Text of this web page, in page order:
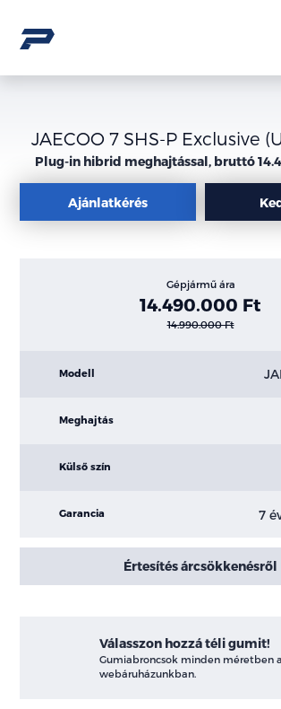
JAECOO 7 SHS-P Exclusive
Plug-in hibrid meghajtással, bruttó
Ajánlatkérés
Gépjármű ára
14.490.000 Ft
14.990.000 Ft
Modell
Meghajtás
Külső szín
Garancia 7
Értesítés árcsökkenésről
Válasszon hozzá téli gumit!
Gumiabroncsok minden méretben
webáruházunkban.